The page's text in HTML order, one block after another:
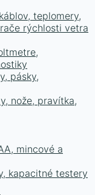
teplomery,
rýchlosti vetra
pásky,
nože, pravítka,
mincové a
kapacitné testery